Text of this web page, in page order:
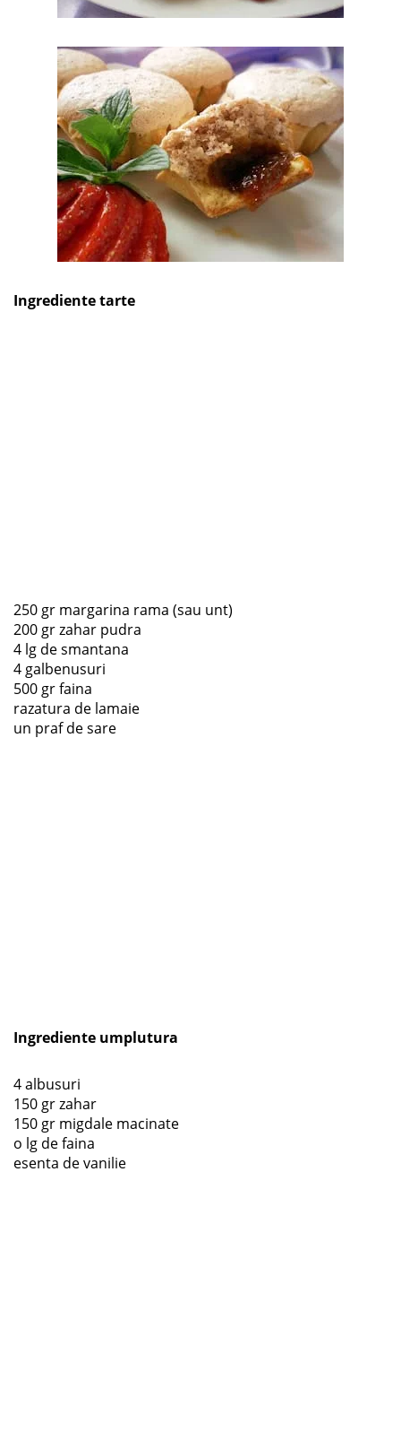
Ingrediente tarte
250 gr margarina rama (sau unt)
200 gr zahar pudra
4 lg de smantana
4 galbenusuri
500 gr faina
razatura de lamaie
un praf de sare
Ingrediente umplutura
4 albusuri
150 gr zahar
150 gr migdale macinate
o lg de faina
esenta de vanilie